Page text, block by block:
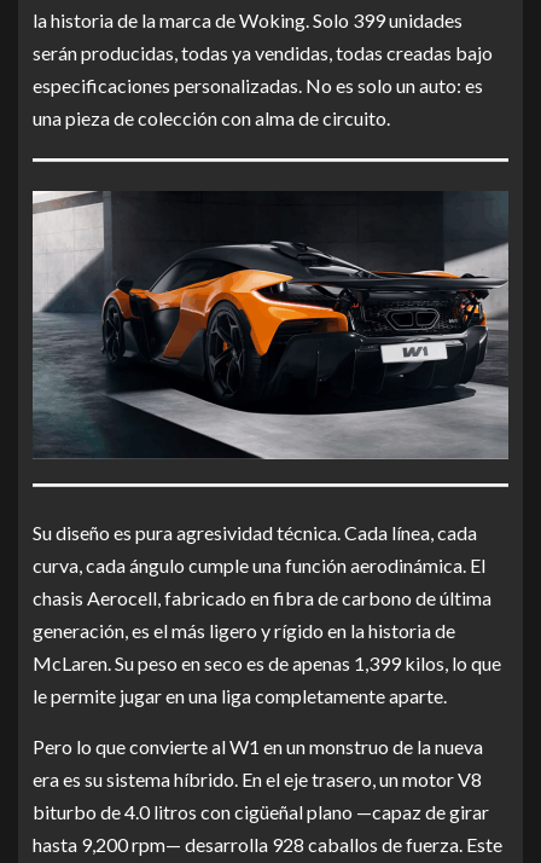
la historia de la marca de Woking. Solo 399 unidades
serán producidas, todas ya vendidas, todas creadas bajo
especificaciones personalizadas. No es solo un auto: es
una pieza de colección con alma de circuito.
Su diseño es pura agresividad técnica. Cada línea, cada
curva, cada ángulo cumple una función aerodinámica. El
chasis Aerocell, fabricado en fibra de carbono de última
generación, es el más ligero y rígido en la historia de
McLaren. Su peso en seco es de apenas 1,399 kilos, lo que
le permite jugar en una liga completamente aparte.
Pero lo que convierte al W1 en un monstruo de la nueva
era es su sistema híbrido. En el eje trasero, un motor V8
biturbo de 4.0 litros con cigüeñal plano —capaz de girar
hasta 9,200 rpm— desarrolla 928 caballos de fuerza. Este